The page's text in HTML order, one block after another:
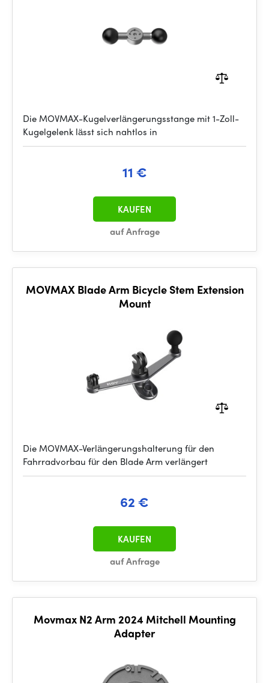
Die MOVMAX-Kugelverlängerungsstange mit 1-Zoll-
Kugelgelenk lässt sich nahtlos in
11 €
auf Anfrage
KAUFEN
MOVMAX Blade Arm Bicycle Stem Extension
Mount
Die MOVMAX-Verlängerungshalterung für den
Fahrradvorbau für den Blade Arm verlängert
62 €
auf Anfrage
KAUFEN
Movmax N2 Arm 2024 Mitchell Mounting
Adapter